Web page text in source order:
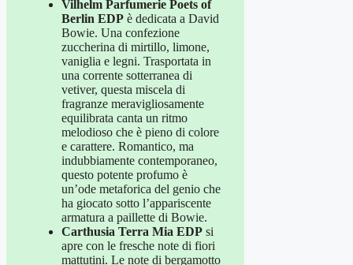
Vilhelm Parfumerie Poets of
Berlin EDP è dedicata a David
Bowie. Una confezione
zuccherina di mirtillo, limone,
vaniglia e legni. Trasportata in
una corrente sotterranea di
vetiver, questa miscela di
fragranze meravigliosamente
equilibrata canta un ritmo
melodioso che è pieno di colore
e carattere. Romantico, ma
indubbiamente contemporaneo,
questo potente profumo è
un’ode metaforica del genio che
ha giocato sotto l’appariscente
armatura a paillette di Bowie.
Carthusia Terra Mia EDP si
apre con le fresche note di fiori
mattutini. Le note di bergamotto